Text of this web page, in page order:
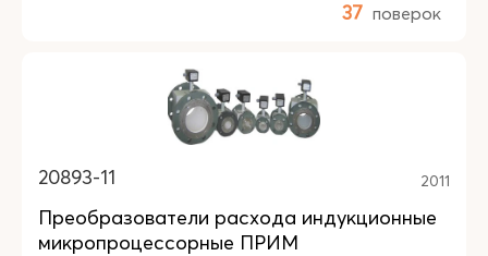
37 поверок
20893-11 2011
Преобразователи расхода индукционные
микропроцессорные ПРИМ